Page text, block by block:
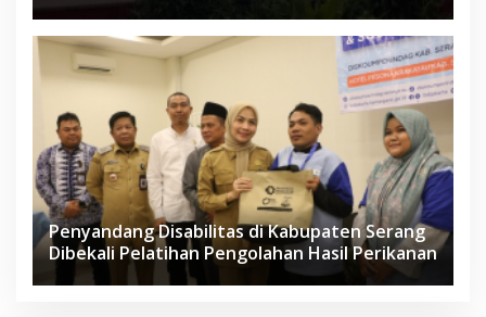
Penyandang Disabilitas di Kabupaten Serang
Dibekali Pelatihan Pengolahan Hasil Perikanan